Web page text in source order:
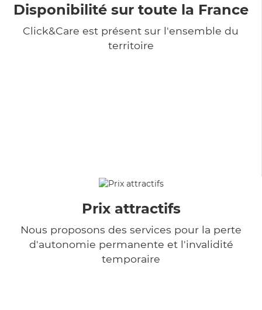
Disponibilité sur toute la France
Click&Care est présent sur l'ensemble du
territoire
Prix attractifs
Nous proposons des services pour la perte
d'autonomie permanente et l'invalidité
temporaire